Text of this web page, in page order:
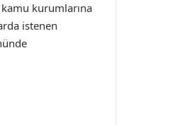
kurumlarına
istenen